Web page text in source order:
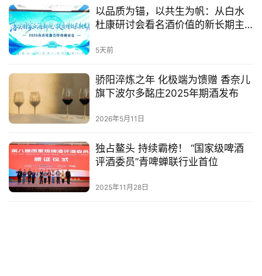
以品质为锚，以共生为帆：从白水
杜康研讨会看名酒价值的新长期主
5天前
骄阳淬炼之年 化极端为馈赠 香奈儿
旗下波尔多酩庄2025年期酒发布
2026年5月11日
独占鳌头 持续霸榜！ “国家级啤酒
评酒委员”青啤蝉联行业首位
2025年11月28日